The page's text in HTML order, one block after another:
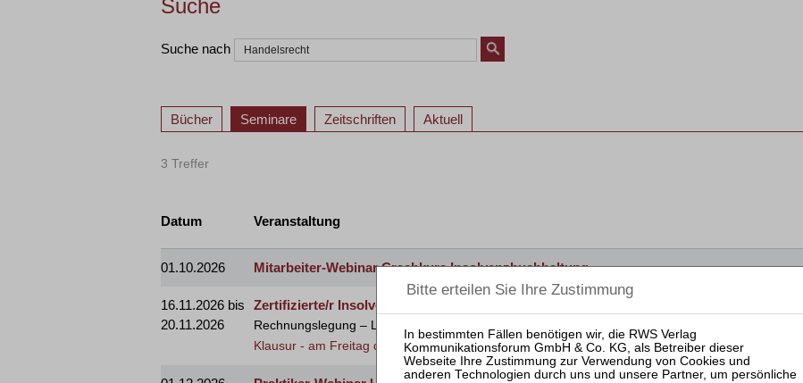
Suche
Suche nach
Bücher Seminare Zeitschriften Aktuell
3 Treffer
Datum Veranstaltung
01.10.2026 Mitarbeiter-Webinar Crashkurs Insolvenzbuchhaltung
16.11.2026 bis
20.11.2026
Zertifizierte/r Insolvenzbuchhalter:in
Rechnungslegung – Lohnbuchhaltung – Steuern
Klausur - am Freitag den 20.November 2026